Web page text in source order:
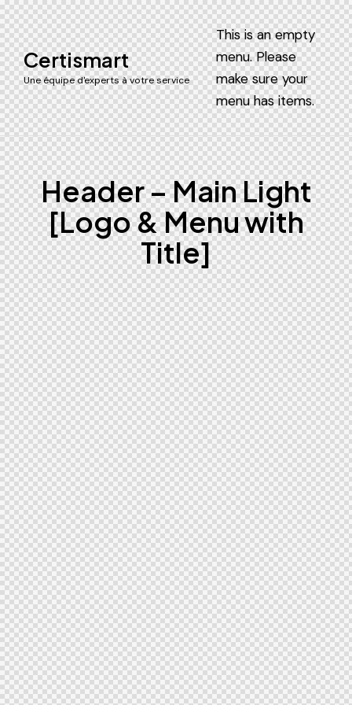
Certismart
Une équipe d'experts à votre service
This is an empty
menu. Please
make sure your
menu has items.
Header – Main Light
[Logo & Menu with
Title]